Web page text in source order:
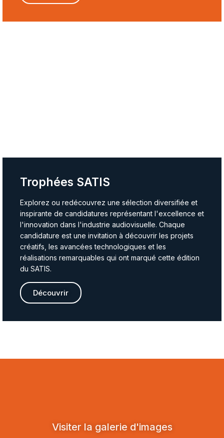
Trophées SATIS
Explorez ou redécouvrez une sélection diversifiée et
inspirante de candidatures représentant l'excellence et
l'innovation dans l'industrie audiovisuelle. Chaque
candidature est une invitation à découvrir les projets
créatifs, les avancées technologiques et les
réalisations remarquables qui ont marqué cette édition
du SATIS.
Découvrir
Visiter la galerie d'images